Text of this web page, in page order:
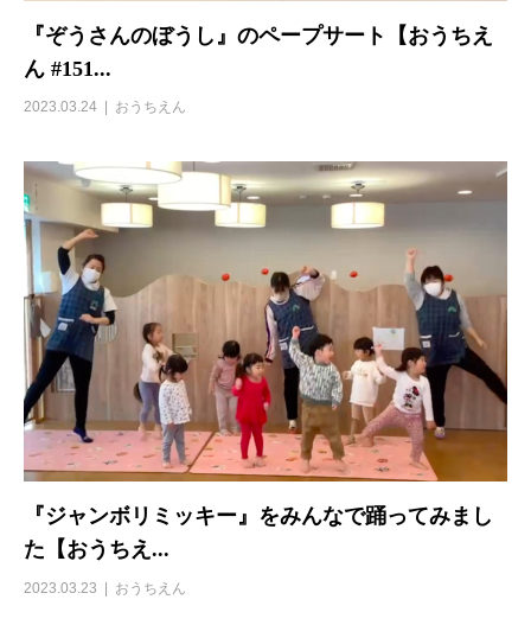
『ぞうさんのぼうし』のペープサート【おうちえ
ん #151...
2023.03.24 おうちえん
『ジャンボリミッキー』をみんなで踊ってみまし
た【おうちえ...
2023.03.23 おうちえん